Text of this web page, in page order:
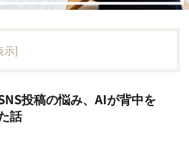
示]
投稿の悩み、AIが背中を
話